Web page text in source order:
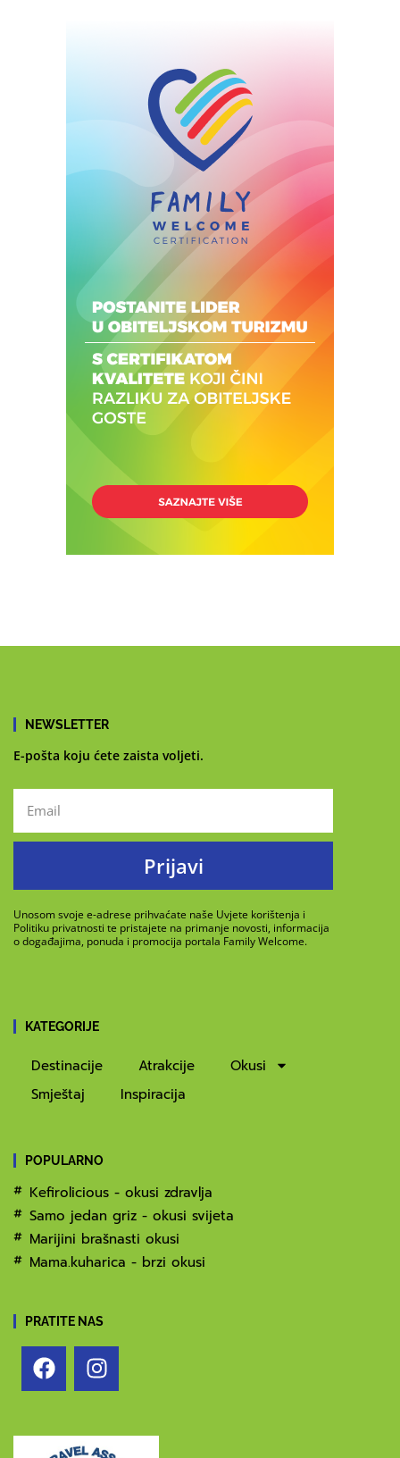
NEWSLETTER
E-pošta koju ćete zaista voljeti.
Prijavi
Unosom svoje e-adrese prihvaćate naše Uvjete korištenja i
Politiku privatnosti te pristajete na primanje novosti, informacija
o događajima, ponuda i promocija portala Family Welcome.
KATEGORIJE
Destinacije Atrakcije
Okusi
Smještaj
Inspiracija
POPULARNO
Kefirolicious - okusi zdravlja
Samo jedan griz - okusi svijeta
Marijini brašnasti okusi
Mama.kuharica - brzi okusi
PRATITE NAS